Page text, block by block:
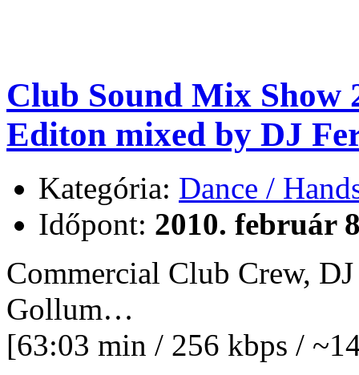
Club Sound Mix Show
Editon mixed by DJ
Kategória: Dance /
Időpont: 2010. február
Commercial Club Crew,
Gollum…
[63:03 min / 256 kbps /